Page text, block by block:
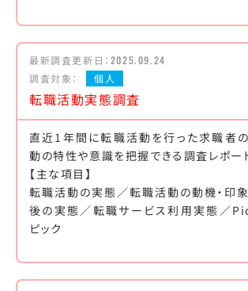
最新調査更新日： 2025.09.24
調査対象：
個人
転職活動実態調査
直近1年間に転職活動を行った求職者
動の特性や意識を把握できる調査レポー
【主な項目】
転職活動の実態／転職活動の動機・印
後の実態／転職サービス利用実態／
ピック